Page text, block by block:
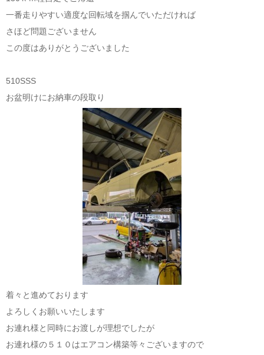
一番走りやすい適度な回転域を掴んでいただければ
さほど問題ございません
この度はありがとうございました
510SSS
お盆明けにお納車の段取り
着々と進めております
よろしくお願いいたします
お連れ様と同時にお渡しが理想でしたが
お連れ様の５１０はエアコン構築等々ございますので